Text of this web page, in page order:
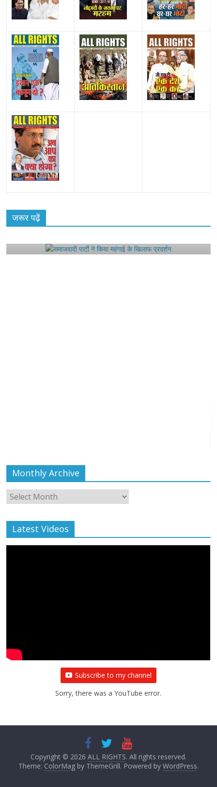
जरूर पढ़ें
राजनीतिक
समाजवादी पार्टी ने किया महंगाई के खिलाफ प्रदर्शन
Monthly Archive
Monthly
Archive
Latest Videos
Subscribe to my channel
Sorry, there was a YouTube error.
Copyright © 2026 ALL RIGHTS. All rights reserved.
Theme: ColorMagby ThemeGrill. Powered by WordPress.